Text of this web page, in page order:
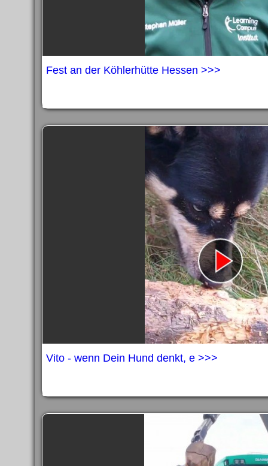
Fest an der Köhlerhütte Hessen >>>
Vito - wenn Dein Hund denkt, e >>>